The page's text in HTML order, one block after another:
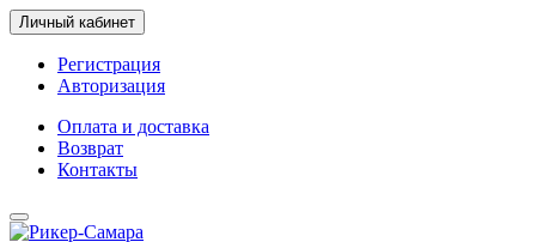
Личный кабинет
Регистрация
Авторизация
Оплата и доставка
Возврат
Контакты